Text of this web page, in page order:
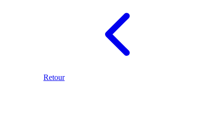
Retour